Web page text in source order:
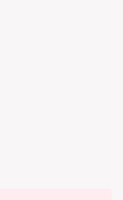
skirt, Gathered cuffs.
Dark yellow dobby